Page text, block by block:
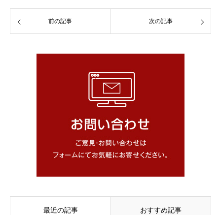
前の記事 次の記事
最近の記事 おすすめ記事